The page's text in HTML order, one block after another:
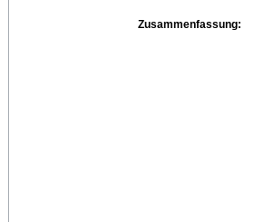
Zusammenfassung: